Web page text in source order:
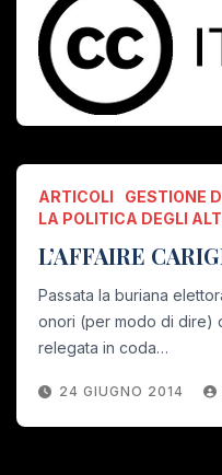
ARTICOLI
GESTIONE
LA POLITICA DEGLI
L’AFFAIRE
Passata la buriana
onori (per modo di dire)
relegata in coda…
24 GIUGNO 2014